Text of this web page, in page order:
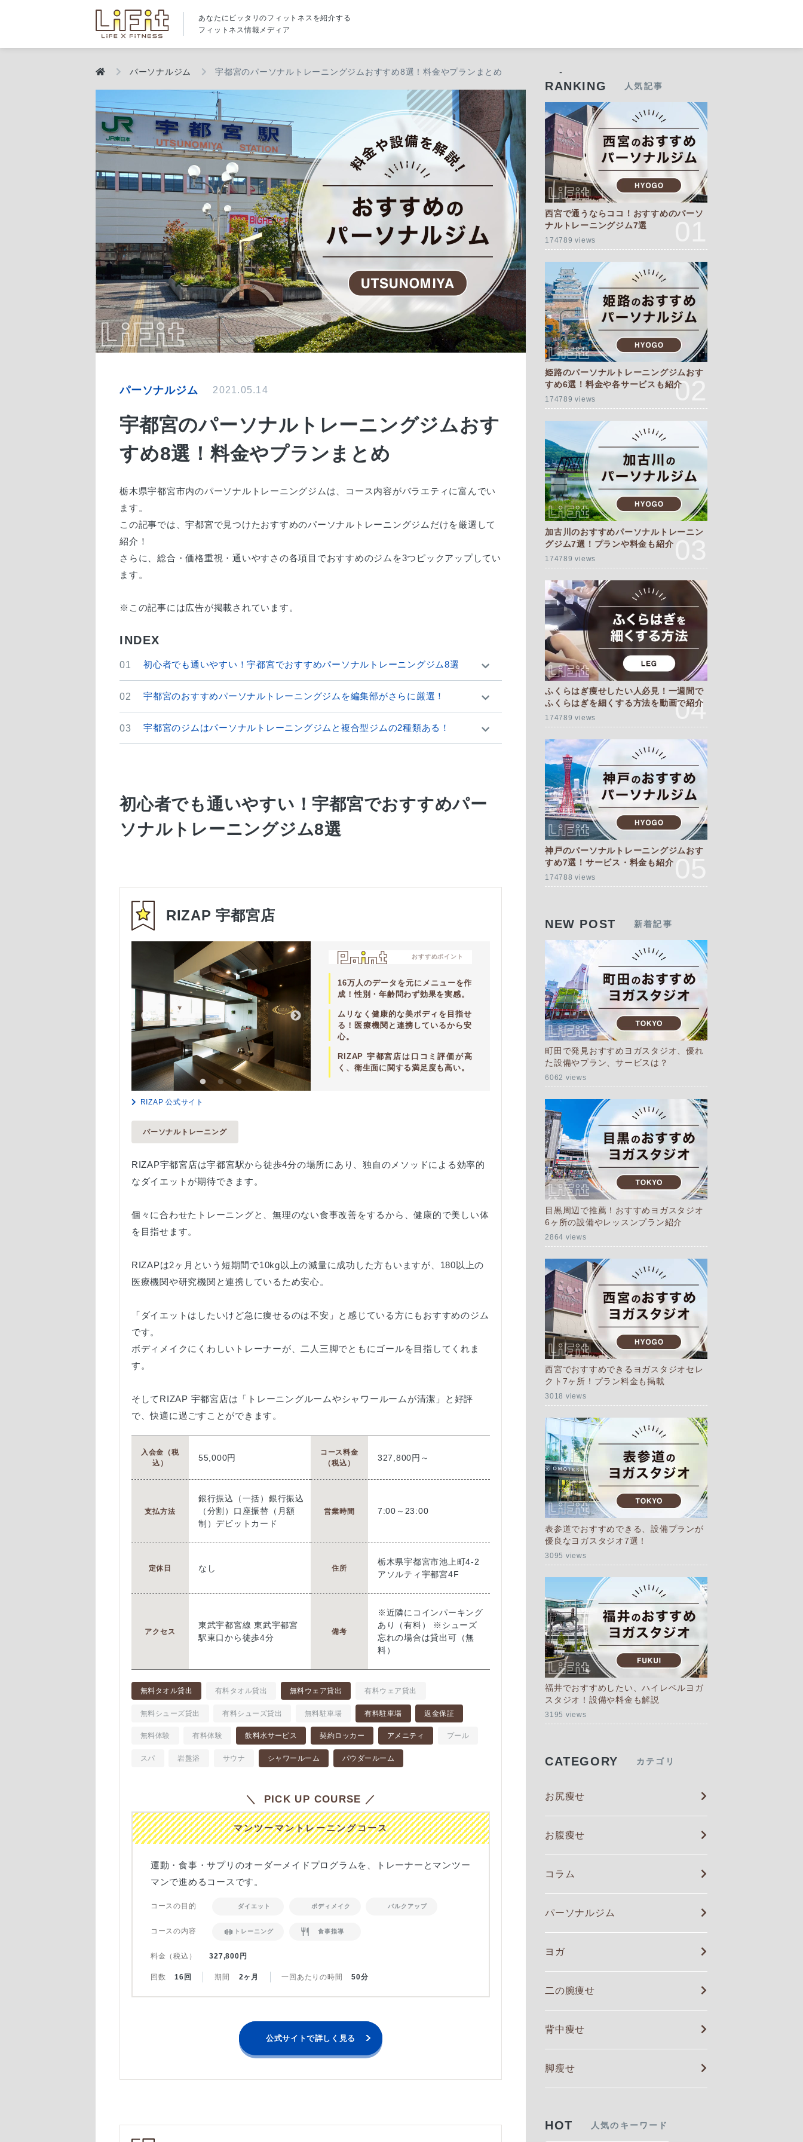
あなたにピッタリのフィットネスを紹介する
フィットネス情報メディア
パーソナルジム 宇都宮のパーソナルトレーニングジムおすすめ8選！料金やプランまとめ
パーソナルジム 2021.05.14
宇都宮のパーソナルトレーニングジムおす
すめ8選！料金やプランまとめ
栃木県宇都宮市内のパーソナルトレーニングジムは、コース内容がバラエティに富んでい
ます。
この記事では、宇都宮で見つけたおすすめのパーソナルトレーニングジムだけを厳選して
紹介！
さらに、総合・価格重視・通いやすさの各項目でおすすめのジムを3つピックアップしてい
ます。
INDEX
01 初心者でも通いやすい！宇都宮でおすすめパーソナルトレーニングジム8選
02 宇都宮のおすすめパーソナルトレーニングジムを編集部がさらに厳選！
03 宇都宮のジムはパーソナルトレーニングジムと複合型ジムの2種類ある！
初心者でも通いやすい！宇都宮でおすすめパー
ソナルトレーニングジム8選
RIZAP 宇都宮店
おすすめポイント
16万人のデータを元にメニューを作
成！性別・年齢問わず効果を実感。
ムリなく健康的な美ボディを目指せ
る！医療機関と連携しているから安
心。
RIZAP 宇都宮店は口コミ評価が高
く、衛生面に関する満足度も高い。
RIZAP 公式サイト
パーソナルトレーニング
RIZAP宇都宮店は宇都宮駅から徒歩4分の場所にあり、独自のメソッドによる効率的
なダイエットが期待できます。
個々に合わせたトレーニングと、無理のない食事改善をするから、健康的で美しい体
を目指せます。
RIZAPは2ヶ月という短期間で10kg以上の減量に成功した方もいますが、180以上の
医療機関や研究機関と連携しているため安心。
「ダイエットはしたいけど急に痩せるのは不安」と感じている方にもおすすめのジム
です。
ボディメイクにくわしいトレーナーが、二人三脚でともにゴールを目指してくれま
す。
そしてRIZAP 宇都宮店は「トレーニングルームやシャワールームが清潔」と好評
で、快適に過ごすことができます。
入会金（税
込）
55,000円
コース料金
（税込）
327,800円～
支払方法
銀行振込（一括）銀行振込
（分割）口座振替（月額
制）デビットカード
営業時間 7:00～23:00
定休日 なし 住所
栃木県宇都宮市池上町4-2
アソルティ宇都宮4F
アクセス
東武宇都宮線 東武宇都宮
駅東口から徒歩4分
備考
※近隣にコインパーキング
あり（有料） ※シューズ
忘れの場合は貸出可（無
料）
無料タオル貸出 有料タオル貸出 無料ウェア貸出 有料ウェア貸出
無料シューズ貸出 有料シューズ貸出 無料駐車場 有料駐車場 返金保証
無料体験 有料体験 飲料水サービス 契約ロッカー アメニティ プール
スパ 岩盤浴 サウナ シャワールーム パウダールーム
＼ PICK UP COURSE ／
マンツーマントレーニングコース
運動・食事・サプリのオーダーメイドプログラムを、トレーナーとマンツー
マンで進めるコースです。
コースの目的 ダイエット ボディメイク バルクアップ
コースの内容 トレーニング 食事指導
料金（税込） 327,800円
回数 16回 期間 2ヶ月 一回あたりの時間 50分
公式サイトで詳しく見る
-
RANKING 人気記事
西宮で通うならココ！おすすめのパーソ
ナルトレーニングジム7選
174789 views
姫路のパーソナルトレーニングジムおす
すめ6選！料金や各サービスも紹介
174789 views
加古川のおすすめパーソナルトレーニン
グジム7選！プランや料金も紹介
174789 views
ふくらはぎ痩せしたい人必見！一週間で
ふくらはぎを細くする方法を動画で紹介
174789 views
神戸のパーソナルトレーニングジムおす
すめ7選！サービス・料金も紹介
174788 views
NEW POST 新着記事
町田で発見おすすめヨガスタジオ、優れ
た設備やプラン、サービスは？
6062 views
目黒周辺で推薦！おすすめヨガスタジオ
6ヶ所の設備やレッスンプラン紹介
2864 views
西宮でおすすめできるヨガスタジオセレ
クト7ヶ所！プラン料金も掲載
3018 views
表参道でおすすめできる、設備プランが
優良なヨガスタジオ7選！
3095 views
福井でおすすめしたい、ハイレベルヨガ
スタジオ！設備や料金も解説
3195 views
CATEGORY カテゴリ
お尻痩せ
お腹痩せ
コラム
パーソナルジム
ヨガ
二の腕痩せ
背中痩せ
脚瘦せ
HOT 人気のキーワード